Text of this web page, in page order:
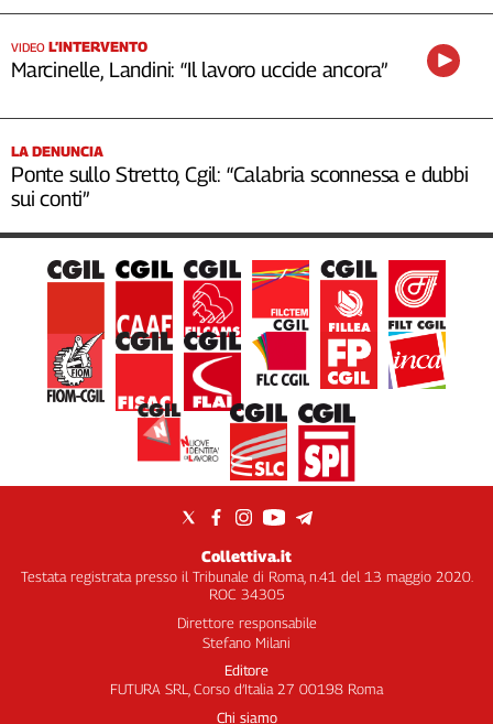
VIDEO L’INTERVENTO
Marcinelle, Landini: “Il lavoro uccide ancora”
LA DENUNCIA
Ponte sullo Stretto, Cgil: “Calabria sconnessa e dubbi
sui conti”
Collettiva.it
Testata registrata presso il Tribunale di Roma, n.41 del 13 maggio 2020.
ROC 34305
Direttore responsabile
Stefano Milani
Editore
FUTURA SRL, Corso d’Italia 27 00198 Roma
Chi siamo